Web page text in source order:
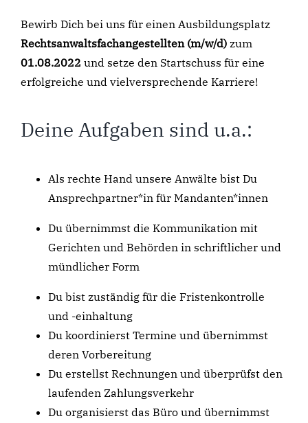
Bewirb Dich bei uns für einen Ausbildungsplatz
Rechtsanwaltsfachangestellten (m/w/d) zum
01.08.2022 und setze den Startschuss für eine
erfolgreiche und vielversprechende Karriere!
Deine Aufgaben sind u.a.:
Als rechte Hand unsere Anwälte bist Du
Ansprechpartner*in für Mandanten*innen
Du übernimmst die Kommunikation mit
Gerichten und Behörden in schriftlicher und
mündlicher Form
Du bist zuständig für die Fristenkontrolle
und -einhaltung
Du koordinierst Termine und übernimmst
deren Vorbereitung
Du erstellst Rechnungen und überprüfst den
laufenden Zahlungsverkehr
Du organisierst das Büro und übernimmst